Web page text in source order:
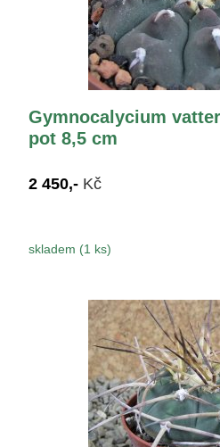
Gymnocalycium
pot 8,5 cm
2 450,- Kč
skladem (1 ks)